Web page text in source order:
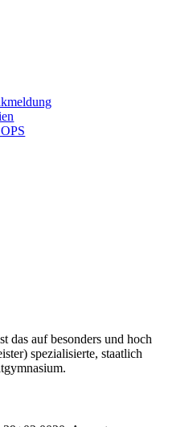
auf besonders und hoch
spezialisierte, staatlich